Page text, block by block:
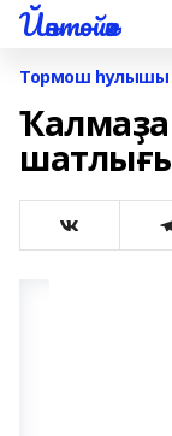
Йәнтөйәк
Тормош һулышы